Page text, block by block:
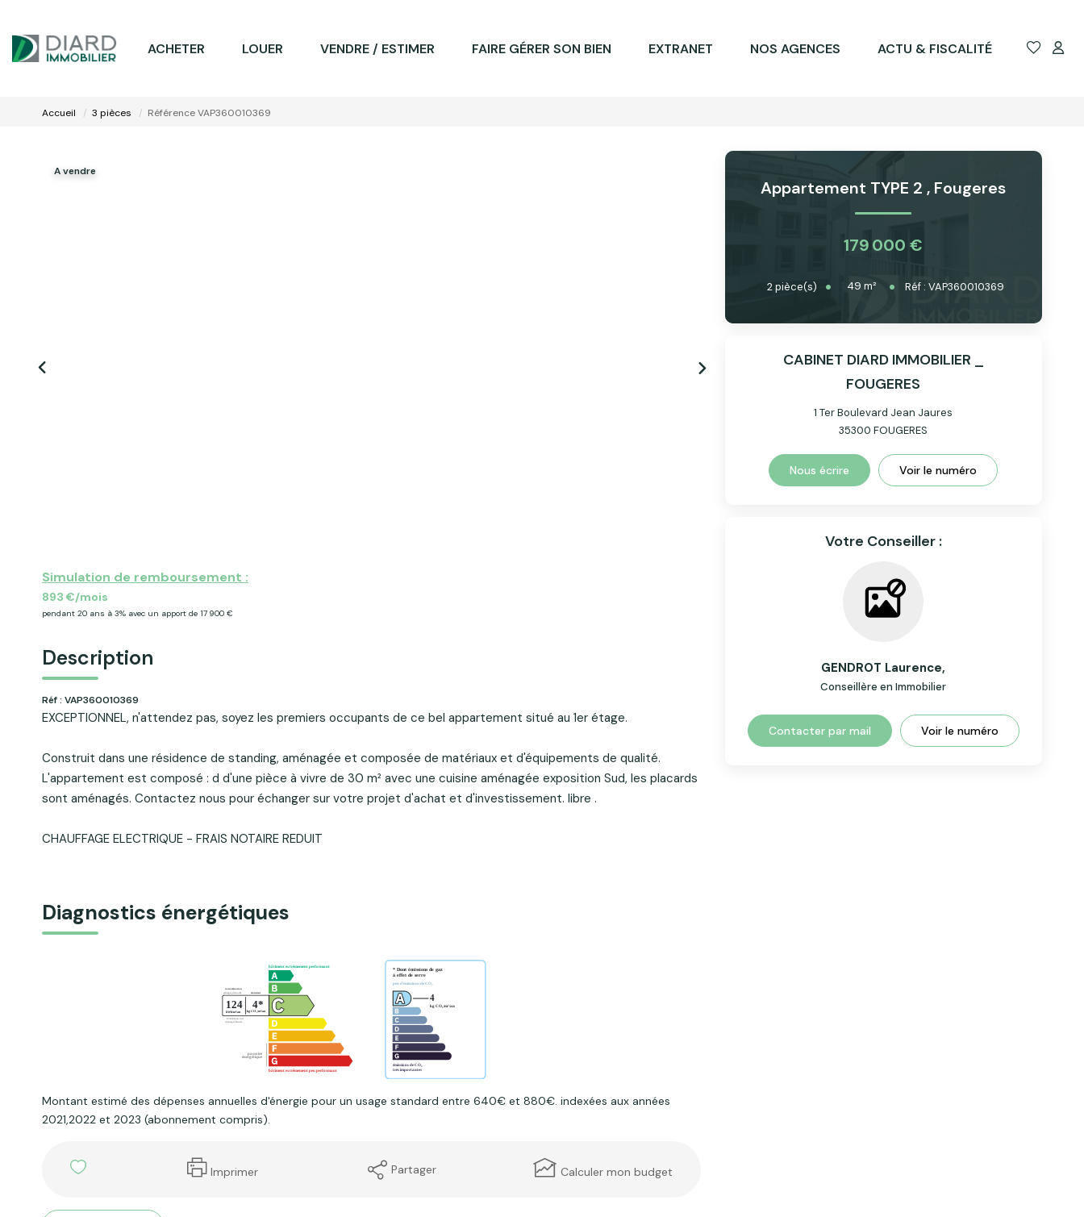
ACHETER LOUER VENDRE / ESTIMER FAIRE GÉRER SON BIEN EXTRANET NOS AGENCES ACTU & FISCALITÉ
Accueil 3 pièces Référence VAP360010369
A vendre
Simulation de remboursement :
893 €/mois
pendant 20 ans à 3% avec un apport de 17 900 €
Description
Réf : VAP360010369
EXCEPTIONNEL, n'attendez pas, soyez les premiers occupants de ce bel appartement situé au 1er étage.
Construit dans une résidence de standing, aménagée et composée de matériaux et d'équipements de qualité.
L'appartement est composé : d d'une pièce à vivre de 30 m² avec une cuisine aménagée exposition Sud, les placards
sont aménagés. Contactez nous pour échanger sur votre projet d'achat et d'investissement. libre .
CHAUFFAGE ELECTRIQUE - FRAIS NOTAIRE REDUIT
Diagnostics énergétiques
Montant estimé des dépenses annuelles d'énergie pour un usage standard entre 640€ et 880€. indexées aux années
2021,2022 et 2023 (abonnement compris).
Imprimer Partager Calculer mon budget
Appartement TYPE 2, Fougeres
179 000 €
2pièce(s) 49m² Réf :VAP360010369
CABINET DIARD IMMOBILIER _
FOUGERES
1 Ter Boulevard Jean Jaures
35300FOUGERES
Nous écrire Voir le numéro
Votre Conseiller :
GENDROT Laurence,
Conseillère en Immobilier
Contacter par mail Voir le numéro